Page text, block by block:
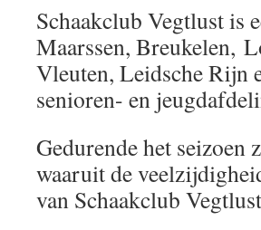
Schaakclub Vegtlust is
Maarssen, Breukelen,
Vleuten, Leidsche Rijn
senioren- en
Gedurende het
waaruit de
van Schaakclub